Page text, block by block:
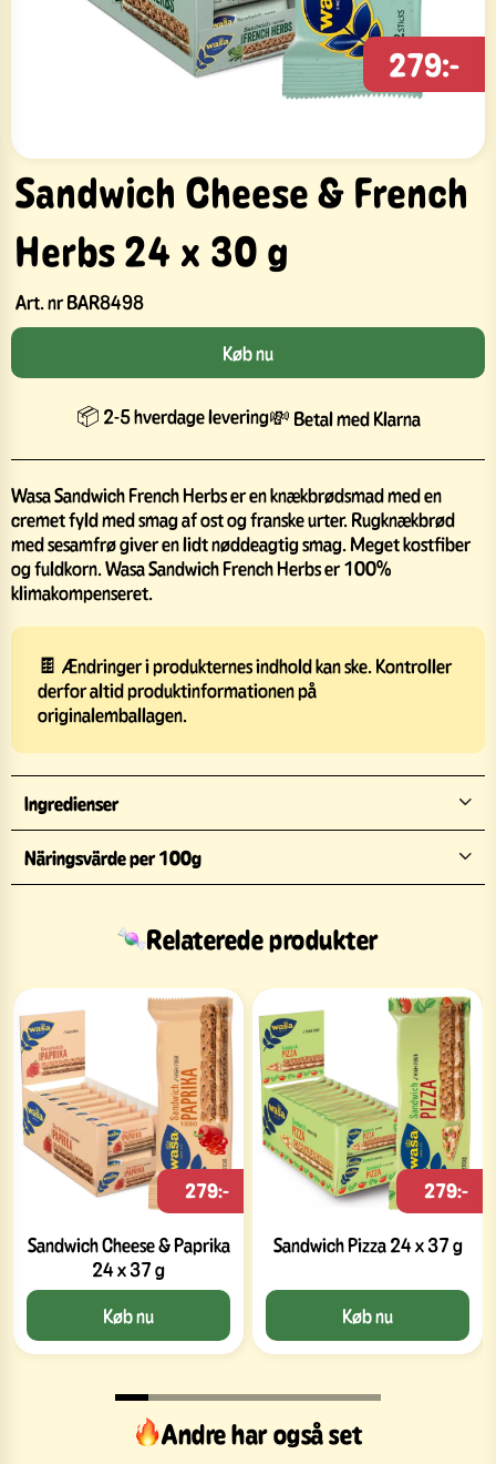
Sandwich Cheese & French
Herbs 24 x 30 g
Art. nrBAR8498
279:-
Køb nu
📦 2-5 hverdage levering💸 Betal med Klarna
Wasa Sandwich French Herbs er en knækbrødsmad med en
cremet fyld med smag af ost og franske urter. Rugknækbrød
med sesamfrø giver en lidt nøddeagtig smag. Meget kostfiber
og fuldkorn. Wasa Sandwich French Herbs er 100%
klimakompenseret.
🍫 Ændringer i produkternes indhold kan ske. Kontroller
derfor altid produktinformationen på
originalemballagen.
Ingredienser
Näringsvärde per 100g
Relaterede produkter
Sandwich Cheese & Paprika
24 x 37 g
279:-
Køb nu
Sandwich Pizza 24 x 37 g
279:-
Køb nu
Andre har også set